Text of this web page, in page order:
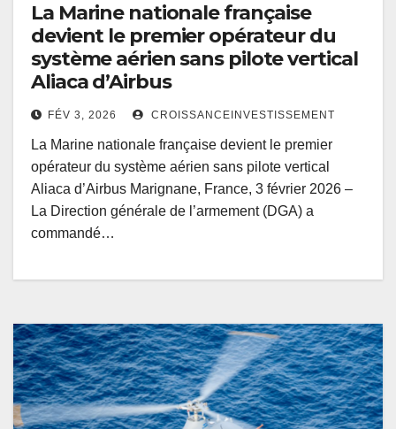
La Marine nationale française
devient le premier opérateur du
système aérien sans pilote vertical
Aliaca d’Airbus
FÉV 3, 2026 CROISSANCEINVESTISSEMENT
La Marine nationale française devient le premier
opérateur du système aérien sans pilote vertical
Aliaca d’Airbus Marignane, France, 3 février 2026 –
La Direction générale de l’armement (DGA) a
commandé…